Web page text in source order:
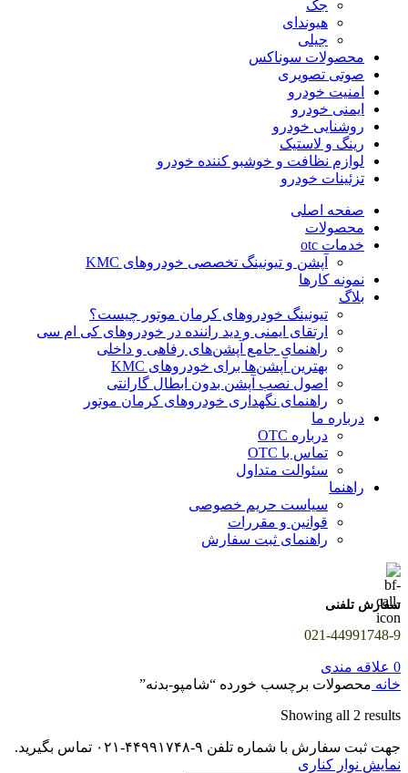
جک
هیوندای
جیلی
محصولات سوناکس
صوتی تصویری
امنیت خودرو
ایمنی خودرو
روشنایی خودرو
رینگ و لاستیک
لوازم نظافت و خوشبو کننده خودرو
تزئینات خودرو
صفحه اصلی
محصولات
خدمات otc
آپشن و تیونینگ تخصصی خودروهای KMC
نمونه کارها
بلاگ
تیونینگ خودروهای کرمان موتور چیست؟
ارتقای ایمنی و دید راننده در خودروهای کی ام سی
راهنمای جامع آپشن‌های رفاهی و داخلی
بهترین آپشن‌ها برای خودروهای KMC
اصول نصب آپشن بدون ابطال گارانتی
راهنمای نگهداری خودروهای کرمان موتور
درباره ما
درباره OTC
تماس با OTC
سئوالت متداول
راهنما
سیاست حریم خصوصی
قوانین و مقررات
راهنمای ثبت سفارش
سفارش تلفنی
021-44991748-9
0 علاقه مندی
خانه محصولات برچسب خورده “شامپو-بدنه”
Showing all 2 results
جهت ثبت سفارش با شماره تلفن ۹-۴۴۹۹۱۷۴۸-۰۲۱ تماس بگیرید.
نمایش نوار کناری